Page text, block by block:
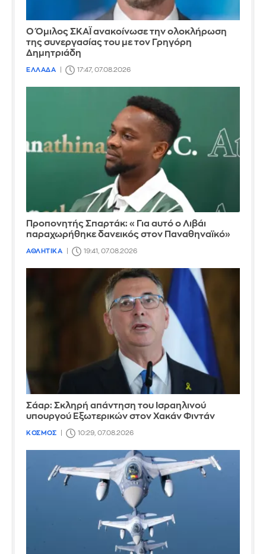
Ο Όμιλος ΣΚΑΪ ανακοίνωσε την ολοκλήρωση
της συνεργασίας του με τον Γρηγόρη
Δημητριάδη
ΕΛΛΑΔΑ 17:47, 07.08.2026
Προπονητής Σπαρτάκ: «Για αυτό ο Λιβάι
παραχωρήθηκε δανεικός στον Παναθηναϊκό»
ΑΘΛΗΤΙΚΑ 19:41, 07.08.2026
Σάαρ: Σκληρή απάντηση του Ισραηλινού
υπουργού Εξωτερικών στον Χακάν Φιντάν
ΚΟΣΜΟΣ 10:29, 07.08.2026